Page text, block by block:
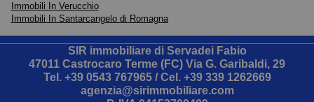
Immobili In Verucchio
Immobili In Santarcangelo di Romagna
SIR immobiliare di Servadei Fabio
47011 Castrocaro Terme (FC) Via G. Garibaldi, 29
Tel. +39 0543 767965/ Cel. +39 339 1262669
agenzia@sirimmobiliare.com